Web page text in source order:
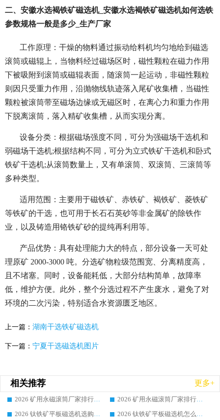
二、安徽水选褐铁矿磁选机_安徽水选褐铁矿磁选机如何选铁
参数规格一般是多少_生产厂家
工作原理：干燥的物料通过振动给料机均匀地给到磁选
滚筒或磁辊上，当物料经过磁场区时，磁性颗粒在磁力作用
下被吸附到滚筒或磁辊表面，随滚筒一起运动，非磁性颗粒
则因只受重力作用，沿抛物线轨迹落入尾矿收集槽，当磁性
颗粒被滚筒带至磁场边缘或无磁区时，在离心力和重力作用
下脱离滚筒，落入精矿收集槽，从而实现分离。
设备分类：根据磁场强度不同，可分为强磁场干选机和
弱磁场干选机;根据结构不同，可分为立式铁矿干选机和卧式
铁矿干选机;从滚筒数量上，又有单滚筒、双滚筒、三滚筒等
多种类型。
适用范围：主要用于磁铁矿、赤铁矿、褐铁矿、菱铁矿
等铁矿的干选，也可用于长石石英砂等非金属矿的除铁作
业，以及铸造用铬铁矿砂的提纯再利用等。
产品优势：具有处理能力大的特点，部分设备一天可处
理原矿 2000-3000 吨。分选矿物粒级范围宽、分离精度高，
且不堵塞。同时，设备能耗低，大部分结构简单，故障率
低，维护方便。此外，整个分选过程不产生废水，避免了对
环境的二次污染，特别适合水资源匮乏地区。
上一篇： 湖南干选铁矿磁选机
下一篇： 宁夏干选磁选机图片
相关推荐 更多+
2026 矿用永磁滚筒厂家排行榜选购干货指南 行业口碑标杆华体会手机网页版-华体会(中国) 实力出众
2026 矿用永磁滚筒厂家排行榜选购指南，行业口碑领域强者华体会手机网页版-华体会(中国)
2026 钛铁矿平板磁选机选购全攻略 市场公认优质品牌厂家实力排行榜
2026 钛铁矿平板磁选机怎么选 靠谱生产企业实力排行榜选购参考攻略